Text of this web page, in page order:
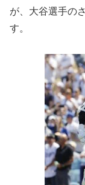
が、大谷選手の
す。